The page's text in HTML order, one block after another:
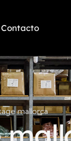
Contacto
mallorca